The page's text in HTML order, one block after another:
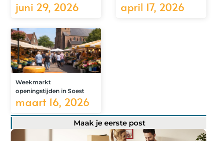
juni 29, 2026 april 17, 2026
Weekmarkt
openingstijden in Soest
maart 16, 2026
Maak je eerste post